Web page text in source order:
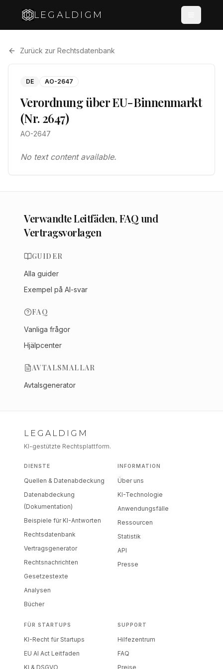
LEGALDIGM
Zurück zur Rechtsdatenbank
DE AO-2647
Verordnung über EU-Binnenmarkt
(Nr. 2647)
AO-2647
No text content available.
Verwandte Leitfäden, FAQ und
Vertragsvorlagen
GUIDER
Alla guider
Exempel på AI-svar
FAQ
Vanliga frågor
Hjälpcenter
AVTALSMALLAR
Avtalsgenerator
LEGALDIGM
KI-gestützte Rechtsplattform.
DIENSTE
Quellen & Datenabdeckung
Datenabdeckung
(Dokumentation)
Beispiele für KI-Antworten
Rechtsdatenbank
Vertragsgenerator
Rechtsnachrichten
Gesetzestexte
Analysen
Bücher
INFORMATION
Über uns
KI-Technologie
Anwendungsfälle
Ressourcen
Statistik
API
Presse
FÜR STARTUPS
KI-Recht für Startups
EU AI Act Leitfaden
KI & DSGVO
SUPPORT
Hilfezentrum
FAQ
Preise